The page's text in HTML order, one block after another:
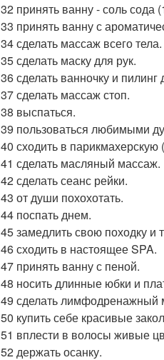
32 принять ванну - соль сода
33 принять ванну с
34 сделать массаж всего тела.
35 сделать маску для рук.
36 сделать ванночку и пилинг
37 сделать массаж стоп.
38 выспаться.
39 пользоваться любимыми
40 сходить в
41 сделать масляный массаж.
42 сделать сеанс рейки.
43 от души похохотать.
44 поспать днем.
45 замедлить свою походку и
46 сходить в настоящее SPA.
47 принять ванну с пеной.
48 носить длинные юбки и
49 сделать лимфодренажный
50 купить себе красивые
51 вплести в волосы живые
52 держать осанку.